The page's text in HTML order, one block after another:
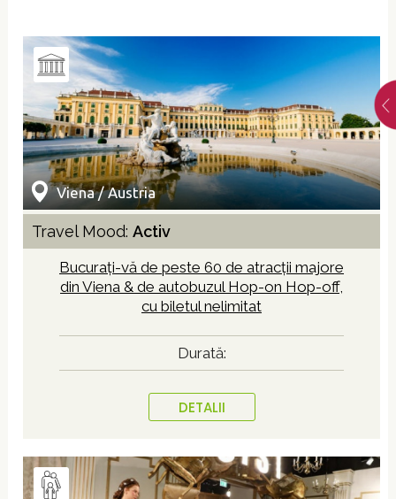
Viena / Austria
Travel Mood:Activ
Bucurați-vă de peste 60 de atracții majore
din Viena & de autobuzul Hop-on Hop-off,
cu biletul nelimitat
Durată:
DETALII